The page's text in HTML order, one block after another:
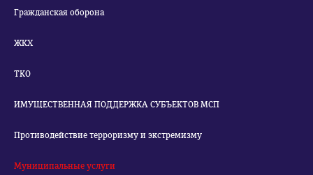
Гражданская оборона
ЖКХ
ТКО
ИМУЩЕСТВЕННАЯ ПОДДЕРЖКА СУБЪЕКТОВ МСП
Противодействие терроризму и экстремизму
Муниципальные услуги